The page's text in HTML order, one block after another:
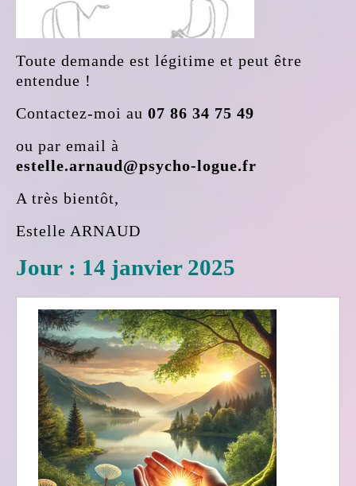
Toute demande est légitime et peut être
entendue !
Contactez-moi au 07 86 34 75 49
ou par email à
estelle.arnaud@psycho-logue.fr
A très bientôt,
Estelle ARNAUD
Jour : 14 janvier 2025